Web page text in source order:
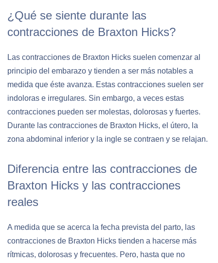
¿Qué se siente durante las
contracciones de Braxton Hicks?
Las contracciones de Braxton Hicks suelen comenzar al
principio del embarazo y tienden a ser más notables a
medida que éste avanza. Estas contracciones suelen ser
indoloras e irregulares. Sin embargo, a veces estas
contracciones pueden ser molestas, dolorosas y fuertes.
Durante las contracciones de Braxton Hicks, el útero, la
zona abdominal inferior y la ingle se contraen y se relajan.
Diferencia entre las contracciones de
Braxton Hicks y las contracciones
reales
A medida que se acerca la fecha prevista del parto, las
contracciones de Braxton Hicks tienden a hacerse más
rítmicas, dolorosas y frecuentes. Pero, hasta que no